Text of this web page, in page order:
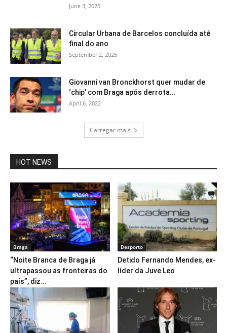
June 3, 2025
Circular Urbana de Barcelos concluída até
final do ano
September 2, 2025
Giovanni van Bronckhorst quer mudar de
‘chip’ com Braga após derrota...
April 6, 2022
Carregar mais
HOT NEWS
Braga
“Noite Branca de Braga já
ultrapassou as fronteiras do
país”, diz...
Desporto
Detido Fernando Mendes, ex-
líder da Juve Leo